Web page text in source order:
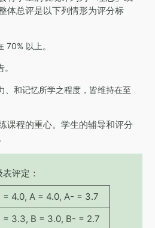
体总评是以下列情形为评分标
70% 以上。
、和记忆所学之程度，皆维持在至
课程的重心。学生的辅导和评分
评定：
= 4.0, A = 4.0, A- = 3.7
= 3.3, B = 3.0, B- = 2.7